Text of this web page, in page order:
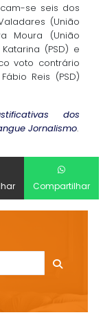
se seis dos
(União
Moura (União
(PSD) e
voto contrário
Reis (PSD)
dos
Jornalismo.
Compartilhar